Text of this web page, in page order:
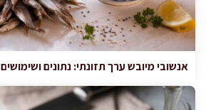
אנשובי מיובש ערך תזונתי: נתונים ושימושים